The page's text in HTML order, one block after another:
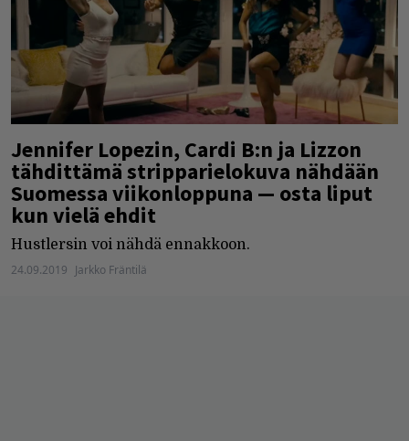
Jennifer Lopezin, Cardi B:n ja Lizzon
tähdittämä stripparielokuva nähdään
Suomessa viikonloppuna — osta liput
kun vielä ehdit
Hustlersin voi nähdä ennakkoon.
24.09.2019 Jarkko Fräntilä